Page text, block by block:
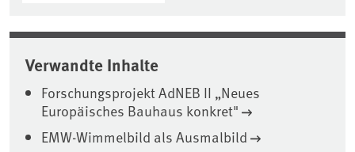
Verwandte Inhalte
Forschungsprojekt AdNEB II „Neues
Europäisches Bauhaus konkret"
EMW-Wimmelbild als Ausmalbild